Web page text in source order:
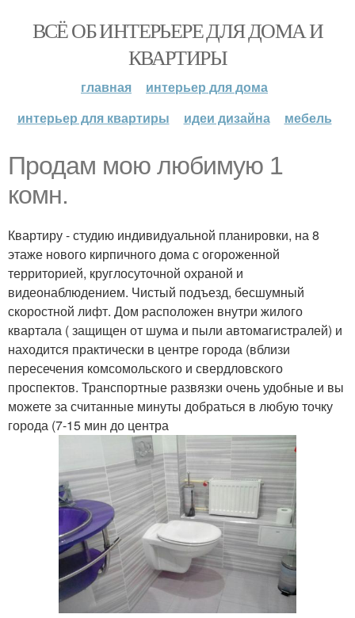
ВСЁ ОБ ИНТЕРЬЕРЕ ДЛЯ ДОМА И
КВАРТИРЫ
главная
интерьер для дома
интерьер для квартиры
идеи дизайна мебель
Продам мою любимую 1
комн.
Квартиру - студию индивидуальной планировки, на 8
этаже нового кирпичного дома с огороженной
территорией, круглосуточной охраной и
видеонаблюдением. Чистый подъезд, бесшумный
скоростной лифт. Дом расположен внутри жилого
квартала ( защищен от шума и пыли автомагистралей) и
находится практически в центре города (вблизи
пересечения комсомольского и свердловского
проспектов. Транспортные развязки очень удобные и вы
можете за считанные минуты добраться в любую точку
города (7-15 мин до центра